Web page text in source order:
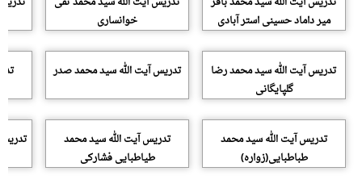
میر داماد حسینی استر آبادی
خوانساری
تدریس آیت الله سید محمد رضا
گلپایگانی
تدریس آیت الله سید محمد صدر
تدریس آیت الله سید محمد
طباطبایی(زواره)
تدریس آیت الله سید محمد
طیاطبایی فشارکی